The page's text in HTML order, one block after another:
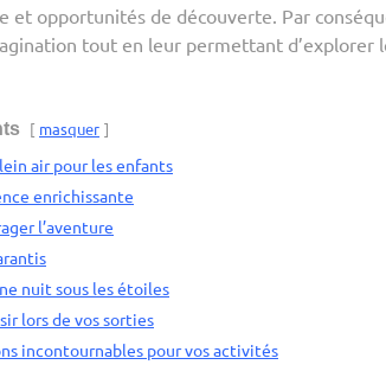
et opportunités de découverte. Par
tout en leur permettant d’explorer
masquer
air pour les enfants
enrichissante
l’aventure
nuit sous les étoiles
lors de vos sorties
incontournables pour vos activités